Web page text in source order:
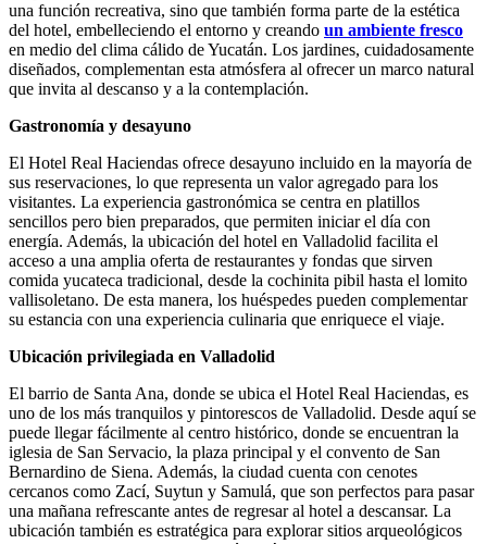
una función recreativa, sino que también forma parte de la estética
del hotel, embelleciendo el entorno y creando un ambiente fresco
en medio del clima cálido de Yucatán. Los jardines, cuidadosamente
diseñados, complementan esta atmósfera al ofrecer un marco natural
que invita al descanso y a la contemplación.
Gastronomía y desayuno
El Hotel Real Haciendas ofrece desayuno incluido en la mayoría de
sus reservaciones, lo que representa un valor agregado para los
visitantes. La experiencia gastronómica se centra en platillos
sencillos pero bien preparados, que permiten iniciar el día con
energía. Además, la ubicación del hotel en Valladolid facilita el
acceso a una amplia oferta de restaurantes y fondas que sirven
comida yucateca tradicional, desde la cochinita pibil hasta el lomito
vallisoletano. De esta manera, los huéspedes pueden complementar
su estancia con una experiencia culinaria que enriquece el viaje.
Ubicación privilegiada en Valladolid
El barrio de Santa Ana, donde se ubica el Hotel Real Haciendas, es
uno de los más tranquilos y pintorescos de Valladolid. Desde aquí se
puede llegar fácilmente al centro histórico, donde se encuentran la
iglesia de San Servacio, la plaza principal y el convento de San
Bernardino de Siena. Además, la ciudad cuenta con cenotes
cercanos como Zací, Suytun y Samulá, que son perfectos para pasar
una mañana refrescante antes de regresar al hotel a descansar. La
ubicación también es estratégica para explorar sitios arqueológicos